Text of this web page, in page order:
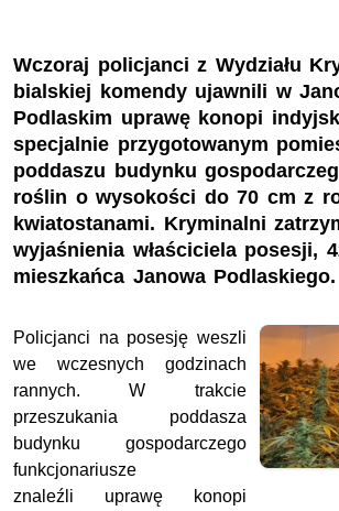
Wczoraj policjanci z Wydziału
bialskiej komendy ujawnili w
Podlaskim uprawę konopi
specjalnie przygotowanym
poddaszu budynku
roślin o wysokości do 70 cm z
kwiatostanami. Kryminalni
wyjaśnienia właściciela posesji,
mieszkańca Janowa Podlaskiego.
Policjanci na posesję weszli
we wczesnych godzinach
rannych. W trakcie
przeszukania poddasza
budynku gospodarczego
funkcjonariusze
znaleźli uprawę konopi